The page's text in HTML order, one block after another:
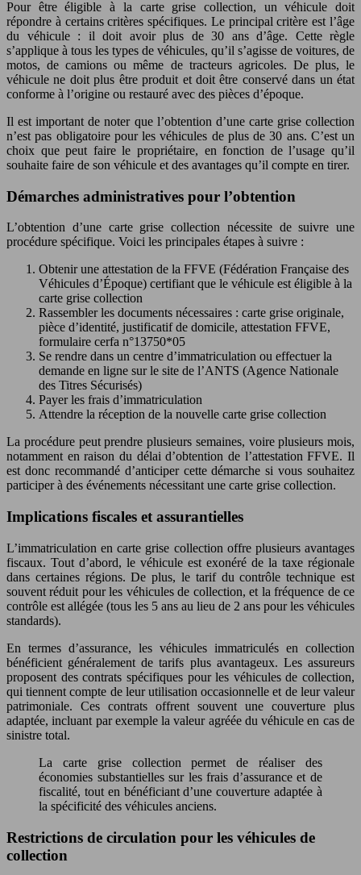
Pour être éligible à la carte grise collection, un véhicule doit
répondre à certains critères spécifiques. Le principal critère est l’âge
du véhicule : il doit avoir plus de 30 ans d’âge. Cette règle
s’applique à tous les types de véhicules, qu’il s’agisse de voitures, de
motos, de camions ou même de tracteurs agricoles. De plus, le
véhicule ne doit plus être produit et doit être conservé dans un état
conforme à l’origine ou restauré avec des pièces d’époque.
Il est important de noter que l’obtention d’une carte grise collection
n’est pas obligatoire pour les véhicules de plus de 30 ans. C’est un
choix que peut faire le propriétaire, en fonction de l’usage qu’il
souhaite faire de son véhicule et des avantages qu’il compte en tirer.
Démarches administratives pour l’obtention
L’obtention d’une carte grise collection nécessite de suivre une
procédure spécifique. Voici les principales étapes à suivre :
Obtenir une attestation de la FFVE (Fédération Française des
Véhicules d’Époque) certifiant que le véhicule est éligible à la
carte grise collection
Rassembler les documents nécessaires : carte grise originale,
pièce d’identité, justificatif de domicile, attestation FFVE,
formulaire cerfa n°13750*05
Se rendre dans un centre d’immatriculation ou effectuer la
demande en ligne sur le site de l’ANTS (Agence Nationale
des Titres Sécurisés)
Payer les frais d’immatriculation
Attendre la réception de la nouvelle carte grise collection
La procédure peut prendre plusieurs semaines, voire plusieurs mois,
notamment en raison du délai d’obtention de l’attestation FFVE. Il
est donc recommandé d’anticiper cette démarche si vous souhaitez
participer à des événements nécessitant une carte grise collection.
Implications fiscales et assurantielles
L’immatriculation en carte grise collection offre plusieurs avantages
fiscaux. Tout d’abord, le véhicule est exonéré de la taxe régionale
dans certaines régions. De plus, le tarif du contrôle technique est
souvent réduit pour les véhicules de collection, et la fréquence de ce
contrôle est allégée (tous les 5 ans au lieu de 2 ans pour les véhicules
standards).
En termes d’assurance, les véhicules immatriculés en collection
bénéficient généralement de tarifs plus avantageux. Les assureurs
proposent des contrats spécifiques pour les véhicules de collection,
qui tiennent compte de leur utilisation occasionnelle et de leur valeur
patrimoniale. Ces contrats offrent souvent une couverture plus
adaptée, incluant par exemple la valeur agréée du véhicule en cas de
sinistre total.
La carte grise collection permet de réaliser des
économies substantielles sur les frais d’assurance et de
fiscalité, tout en bénéficiant d’une couverture adaptée à
la spécificité des véhicules anciens.
Restrictions de circulation pour les véhicules de
collection